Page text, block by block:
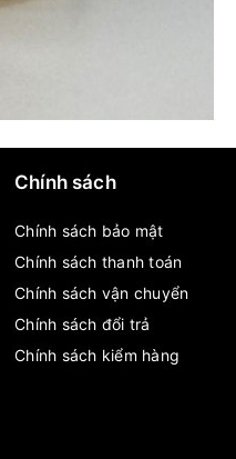
Chính sách
Chính sách bảo mật
Chính sách thanh toán
Chính sách vận chuyển
Chính sách đổi trả
Chính sách kiểm hàng